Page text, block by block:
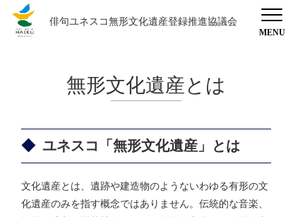
俳句ユネスコ無形文化遺産登録推進協議会
無形文化遺産とは
ユネスコ「無形文化遺産」とは
文化遺産とは、遺跡や建造物のようないわゆる有形の文
化遺産のみを指す概念ではありません。伝統的な音楽、